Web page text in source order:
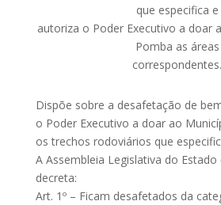
que especifica e
autoriza o Poder Executivo a doar
Pomba as áreas
correspondentes.
Dispõe sobre a desafetação de
o Poder Executivo a doar ao
os trechos rodoviários que
A Assembleia Legislativa do Estado
decreta:
Art. 1º – Ficam desafetados da